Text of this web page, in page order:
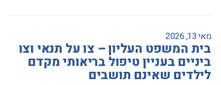
מאי 13, 2026
בית המשפט העליון – צו על תנאי וצו
ביניים בעניין טיפול בריאותי מקדם
לילדים שאינם תושבים